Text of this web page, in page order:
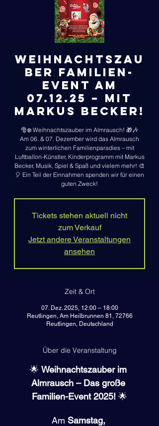
Weihnachtszau
ber Familien-
Event am
07.12.25 – MIT
MARKUS BECKER!
🎅❄️ Weihnachtszauber im Almrausch! 🎁🎶
Am 06. & 07. Dezember wird das Almrausch
zum winterlichen Familienparadies – mit
Luftballon-Künstler, Kinderprogramm mit Markus
Becker, Musik, Spiel & Spaß und vielem mehr! 🎨
🎈 Ein Teil der Einnahmen spenden wir für einen
guten Zweck!
Tickets stehen aktuell nicht
zum Verkauf
Jetzt andere Veranstaltungen
ansehen
Zeit & Ort
07. Dez. 2025, 12:00 – 18:00
Reutlingen, Am Heilbrunnen 81, 72766
Reutlingen, Deutschland
Über die Veranstaltung
🌟 Weihnachtszauber im
Almrausch – Das große
Familien-Event 2025! 🌟
Am Samstag,